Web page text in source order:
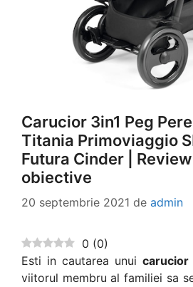
Carucior 3in1 Peg
Titania Primoviaggio
Futura Cinder |
obiective
20 septembrie 2021 de admin
0 (0)
Esti in cautarea unui
viitorul membru al familiei sa